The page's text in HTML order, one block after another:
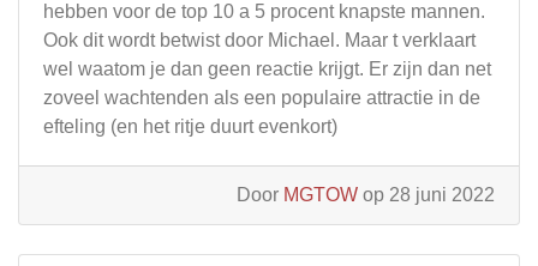
hebben voor de top 10 a 5 procent knapste mannen.
Ook dit wordt betwist door Michael. Maar t verklaart
wel waatom je dan geen reactie krijgt. Er zijn dan net
zoveel wachtenden als een populaire attractie in de
efteling (en het ritje duurt evenkort)
Door MGTOW op 28 juni 2022